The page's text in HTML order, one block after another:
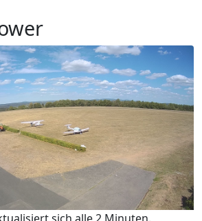
sich alle 2 Minuten.